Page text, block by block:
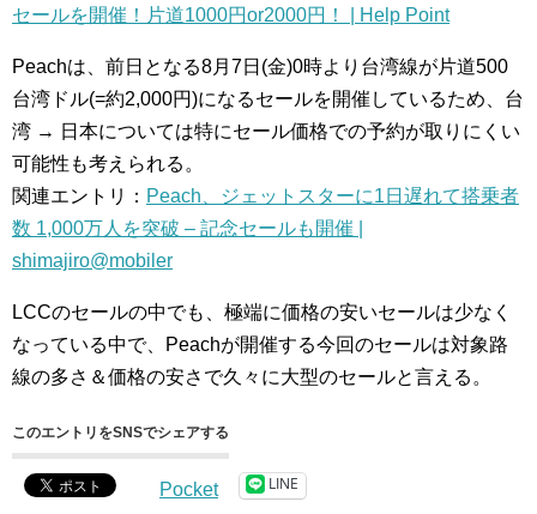
セールを開催！片道1000円or2000円！ | Help Point
Peachは、前日となる8月7日(金)0時より台湾線が片道500
台湾ドル(=約2,000円)になるセールを開催しているため、台
湾 → 日本については特にセール価格での予約が取りにくい
可能性も考えられる。
関連エントリ： Peach、ジェットスターに1日遅れて搭乗者
数 1,000万人を突破 – 記念セールも開催 |
shimajiro@mobiler
LCCのセールの中でも、極端に価格の安いセールは少なく
なっている中で、Peachが開催する今回のセールは対象路
線の多さ＆価格の安さで久々に大型のセールと言える。
このエントリをSNSでシェアする
Pocket LINE